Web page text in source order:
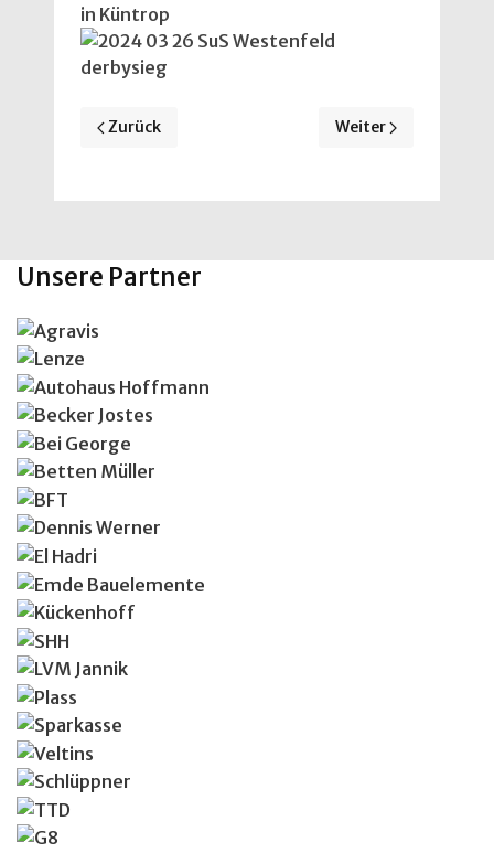
in Küntrop
Vorheriger Beitrag: 1. Mannschaft holt 3 Punkte in
Zurück Nächster Beitrag:
Weiter
Unsere Partner